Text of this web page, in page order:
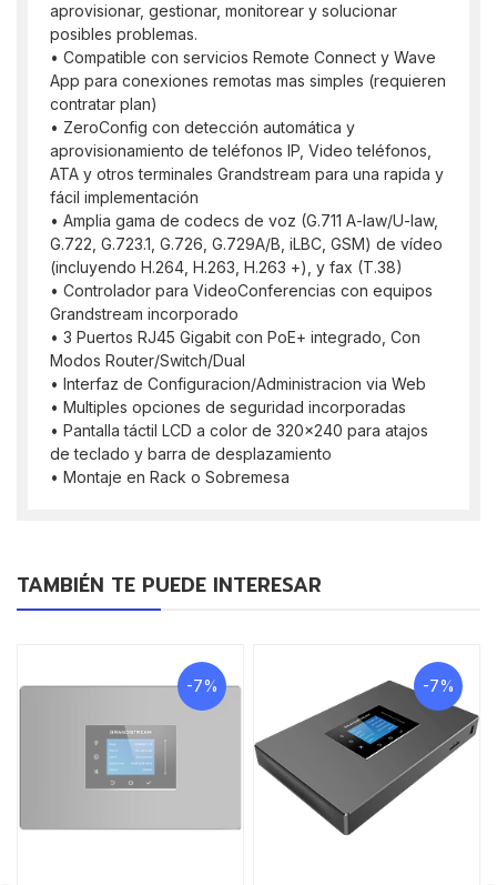
aprovisionar, gestionar, monitorear y solucionar
posibles problemas.
• Compatible con servicios Remote Connect y Wave
App para conexiones remotas mas simples (requieren
contratar plan)
• ZeroConfig con detección automática y
aprovisionamiento de teléfonos IP, Video teléfonos,
ATA y otros terminales Grandstream para una rapida y
fácil implementación
• Amplia gama de codecs de voz (G.711 A-law/U-law,
G.722, G.723.1, G.726, G.729A/B, iLBC, GSM) de vídeo
(incluyendo H.264, H.263, H.263 +), y fax (T.38)
• Controlador para VideoConferencias con equipos
Grandstream incorporado
• 3 Puertos RJ45 Gigabit con PoE+ integrado, Con
Modos Router/Switch/Dual
• Interfaz de Configuracion/Administracion via Web
• Multiples opciones de seguridad incorporadas
• Pantalla táctil LCD a color de 320x240 para atajos
de teclado y barra de desplazamiento
• Montaje en Rack o Sobremesa
TAMBIÉN TE PUEDE INTERESAR
-7% -7%